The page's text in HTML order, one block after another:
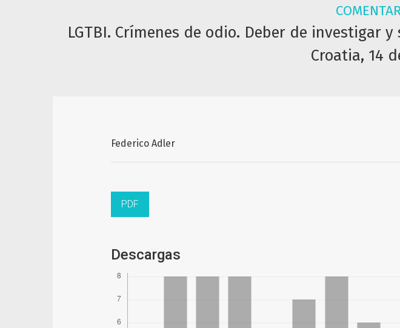
LGTBI. Crímenes de odio. Deber de investigar
Croatia, 14
Federico Adler
PDF
Descargas